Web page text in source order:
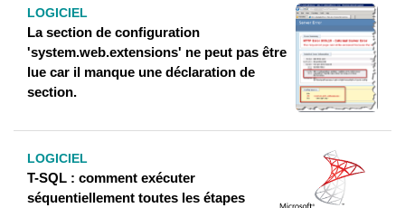
LOGICIEL
La section de configuration
'system.web.extensions' ne peut pas être
lue car il manque une déclaration de
section.
LOGICIEL
T-SQL : comment exécuter
séquentiellement toutes les étapes